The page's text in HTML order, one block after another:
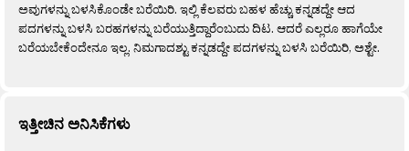
ಅವುಗಳನ್ನು ಬಳಸಿಕೊಂಡೇ ಬರೆಯಿರಿ. ಇಲ್ಲಿ ಕೆಲವರು ಬಹಳ ಹೆಚ್ಚು ಕನ್ನಡದ್ದೇ ಆದ
ಪದಗಳನ್ನು ಬಳಸಿ ಬರಹಗಳನ್ನು ಬರೆಯುತ್ತಿದ್ದಾರೆಂಬುದು ದಿಟ. ಆದರೆ ಎಲ್ಲರೂ ಹಾಗೆಯೇ
ಬರೆಯಬೇಕೆಂದೇನೂ ಇಲ್ಲ. ನಿಮಗಾದಶ್ಟು ಕನ್ನಡದ್ದೇ ಪದಗಳನ್ನು ಬಳಸಿ ಬರೆಯಿರಿ, ಅಶ್ಟೇ.
ಇತ್ತೀಚಿನ ಅನಿಸಿಕೆಗಳು